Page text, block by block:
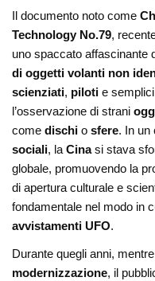
Il documento noto come
Technology No.79,
uno spaccato affascinante
di oggetti volanti non
scienziati, piloti e
l’osservazione di strani
comedischi osfere. In un
sociali, laCinasi stava
globale, promuovendo la
di apertura culturale e
fondamentale nel modo in
avvistamenti UFO.
Durante quegli anni,
modernizzazione, il